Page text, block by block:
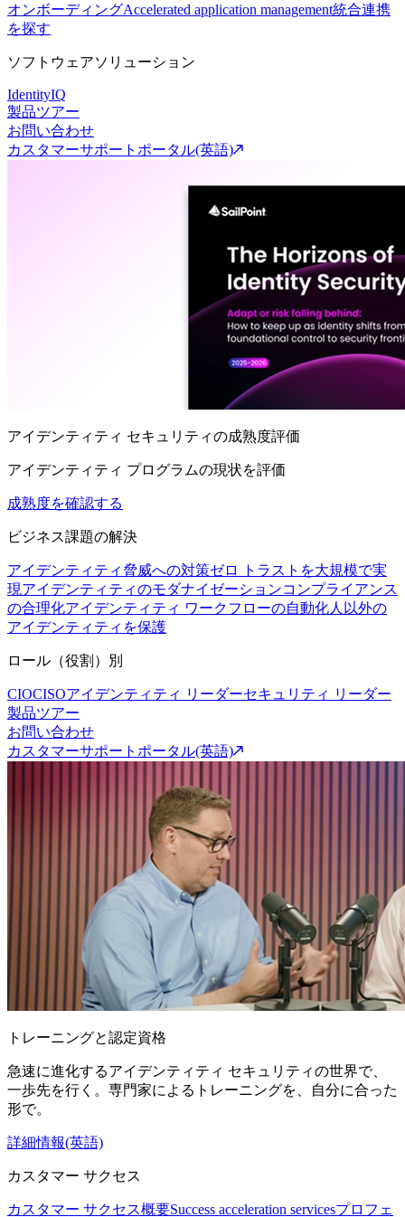
オンボーディングAccelerated application management統合連携
を探す
ソフトウェアソリューション
IdentityIQ
製品ツアー
お問い合わせ
カスタマーサポートポータル(英語)
アイデンティティ セキュリティの成熟度評価
アイデンティティ プログラムの現状を評価
成熟度を確認する
ビジネス課題の解決
アイデンティティ脅威への対策ゼロ トラストを大規模で実
現アイデンティティのモダナイゼーションコンプライアンス
の合理化アイデンティティ ワークフローの自動化人以外の
アイデンティティを保護
ロール（役割）別
CIOCISOアイデンティティ リーダーセキュリティ リーダー
製品ツアー
お問い合わせ
カスタマーサポートポータル(英語)
トレーニングと認定資格
急速に進化するアイデンティティ セキュリティの世界で、
一歩先を行く。専門家によるトレーニングを、自分に合った
形で。
詳細情報(英語)
カスタマー サクセス
カスタマー サクセス概要Success acceleration servicesプロフェ